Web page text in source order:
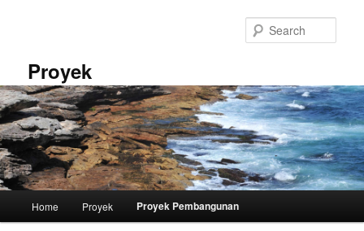
Proyek
Home Proyek Proyek Pembangunan